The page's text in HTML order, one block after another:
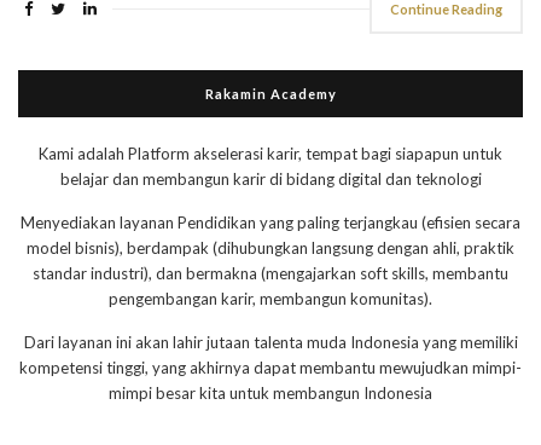
Continue Reading
Rakamin Academy
Kami adalah Platform akselerasi karir, tempat bagi siapapun untuk
belajar dan membangun karir di bidang digital dan teknologi
Menyediakan layanan Pendidikan yang paling terjangkau (efisien secara
model bisnis), berdampak (dihubungkan langsung dengan ahli, praktik
standar industri), dan bermakna (mengajarkan soft skills, membantu
pengembangan karir, membangun komunitas).
Dari layanan ini akan lahir jutaan talenta muda Indonesia yang memiliki
kompetensi tinggi, yang akhirnya dapat membantu mewujudkan mimpi-
mimpi besar kita untuk membangun Indonesia